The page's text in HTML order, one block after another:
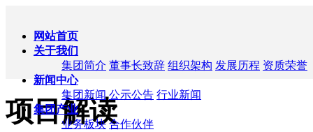
网站首页
关于我们
集团简介 董事长致辞 组织架构 发展历程 资质荣誉
新闻中心
集团新闻 公示公告 行业新闻
集团产业
业务板块 合作伙伴
项目解读